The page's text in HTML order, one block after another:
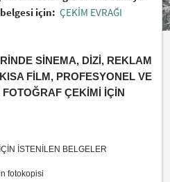
için: ÇEKİM EVRAĞI
SİNEMA, DİZİ, REKLAM
FİLM, PROFESYONEL VE
ÇEKİMİ İÇİN
İSTENİLEN BELGELER
fotokopisi